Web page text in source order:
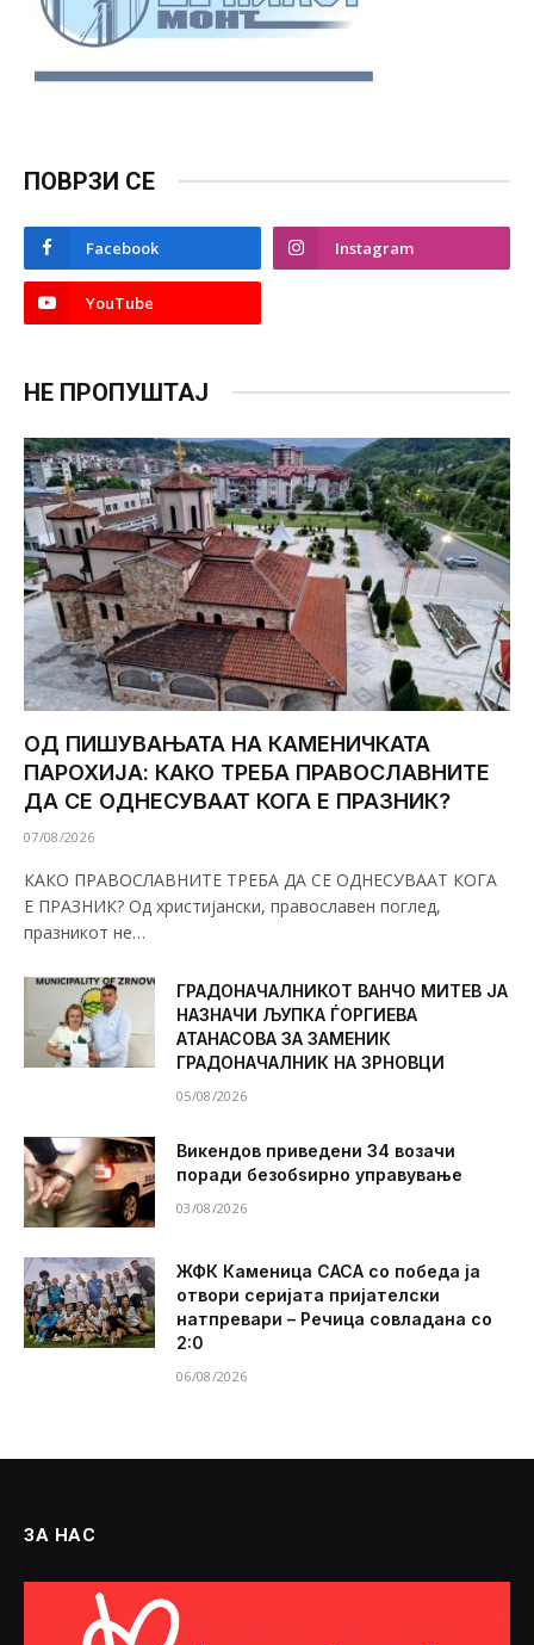
ПОВРЗИ СЕ
Facebook Instagram
YouTube
НЕ ПРОПУШТАЈ
ОД ПИШУВАЊАТА НА КАМЕНИЧКАТА
ПАРОХИЈА: КАКО ТРЕБА ПРАВОСЛАВНИТЕ
ДА СЕ ОДНЕСУВААТ КОГА Е ПРАЗНИК?
07/08/2026
КАКО ПРАВОСЛАВНИТЕ ТРЕБА ДА СЕ ОДНЕСУВААТ КОГА
Е ПРАЗНИК? Од христијански, православен поглед,
празникот не…
ГРАДОНАЧАЛНИКОТ ВАНЧО МИТЕВ ЈА
НАЗНАЧИ ЉУПКА ЃОРГИЕВА
АТАНАСОВА ЗА ЗАМЕНИК
ГРАДОНАЧАЛНИК НА ЗРНОВЦИ
05/08/2026
Викендов приведени 34 возачи
поради безобѕирно управување
03/08/2026
ЖФК Каменица САСА со победа ја
отвори серијата пријателски
натпревари – Речица совладана со
2:0
06/08/2026
ЗА НАС